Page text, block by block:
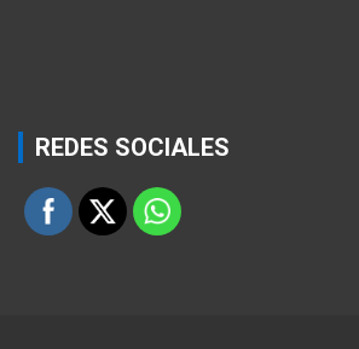
REDES SOCIALES